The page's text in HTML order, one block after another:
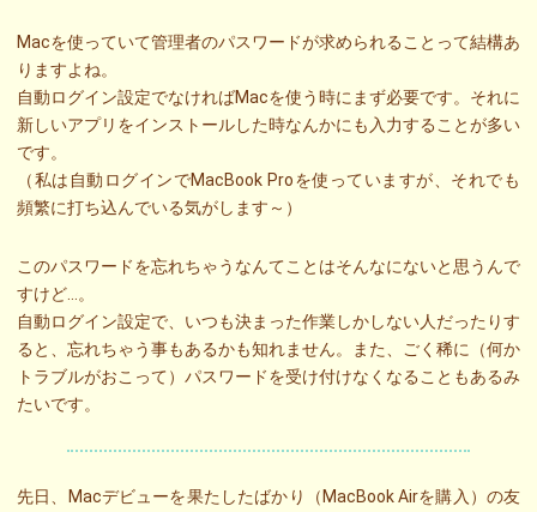
Macを使っていて管理者のパスワードが求められることって結構あ
りますよね。
自動ログイン設定でなければMacを使う時にまず必要です。それに
新しいアプリをインストールした時なんかにも入力することが多い
です。
（私は自動ログインでMacBook Proを使っていますが、それでも
頻繁に打ち込んでいる気がします～）
このパスワードを忘れちゃうなんてことはそんなにないと思うんで
すけど…。
自動ログイン設定で、いつも決まった作業しかしない人だったりす
ると、忘れちゃう事もあるかも知れません。また、ごく稀に（何か
トラブルがおこって）パスワードを受け付けなくなることもあるみ
たいです。
先日、Macデビューを果たしたばかり（MacBook Airを購入）の友